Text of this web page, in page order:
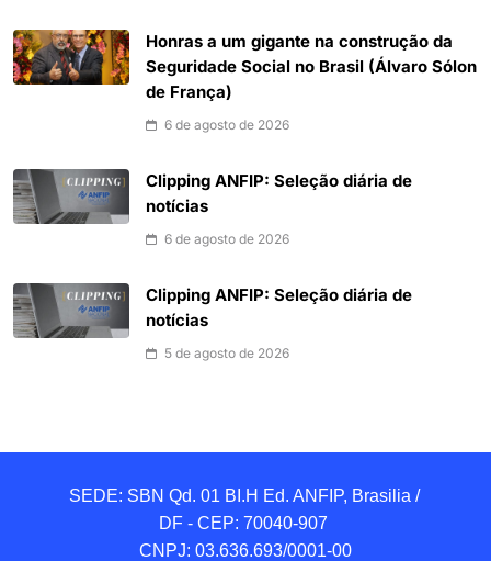
Honras a um gigante na construção da
Seguridade Social no Brasil (Álvaro Sólon
de França)
6 de agosto de 2026
Clipping ANFIP: Seleção diária de
notícias
6 de agosto de 2026
Clipping ANFIP: Seleção diária de
notícias
5 de agosto de 2026
SEDE: SBN Qd. 01 BI.H Ed. ANFIP, Brasilia /
DF - CEP: 70040-907
CNPJ: 03.636.693/0001-00